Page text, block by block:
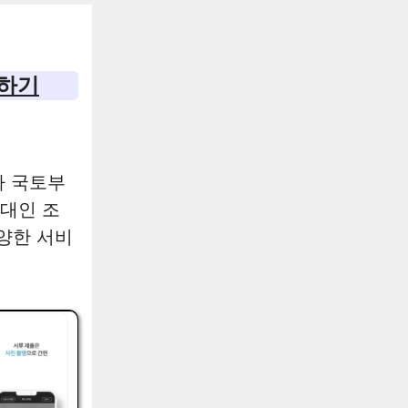
기
국토부
인 조
한 서비